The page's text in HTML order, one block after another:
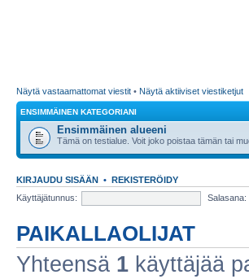
Näytä vastaamattomat viestit • Näytä aktiiviset viestiketjut
ENSIMMÄINEN KATEGORIANI
Ensimmäinen alueeni
Tämä on testialue. Voit joko poistaa tämän tai
KIRJAUDU SISÄÄN • REKISTERÖIDY
Käyttäjätunnus:
Salasana:
PAIKALLAOLIJAT
Yhteensä 1 käyttäjää